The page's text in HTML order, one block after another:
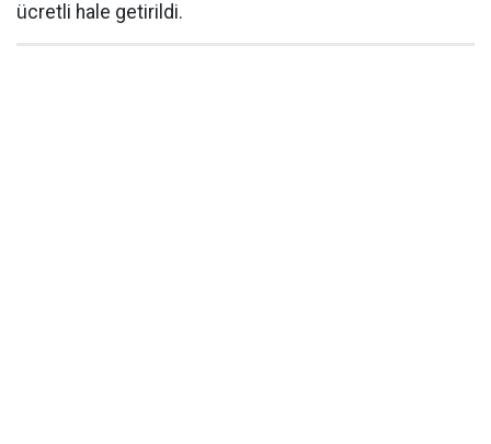
ücretli hale getirildi.